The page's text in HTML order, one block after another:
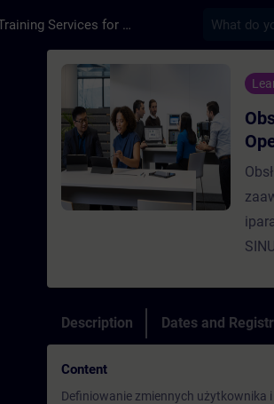
Training Services for Digital Industries
Course - Obsługa i
Description Dates and
Content
Definiowanie zmiennych użytkownika